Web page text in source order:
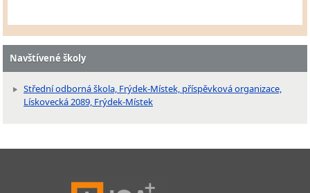
Navštívené školy
Střední odborná škola, Frýdek-Místek, příspěvková organizace,
Lískovecká 2089, Frýdek-Místek